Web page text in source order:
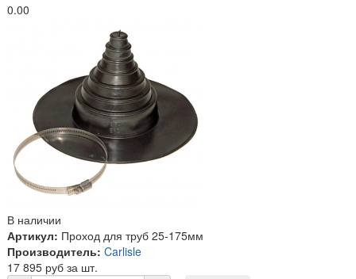
0.00
В наличии
Артикул: Проход для труб 25-175мм
Производитель: Carlisle
17 895 руб за шт.